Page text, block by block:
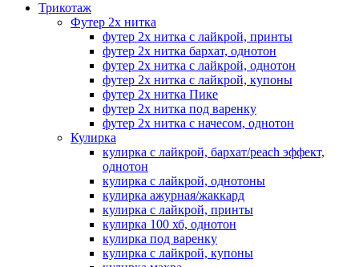
Трикотаж
Футер 2х нитка
футер 2х нитка с лайкрой, принты
футер 2х нитка бархат, однотон
футер 2х нитка с лайкрой, однотон
футер 2х нитка с лайкрой, купоны
футер 2х нитка Пике
футер 2х нитка под варенку
футер 2х нитка с начесом, однотон
Кулирка
кулирка с лайкрой, бархат/peach эффект,
однотон
кулирка с лайкрой, однотоны
кулирка ажурная/жаккард
кулирка с лайкрой, принты
кулирка 100 хб, однотон
кулирка под варенку
кулирка с лайкрой, купоны